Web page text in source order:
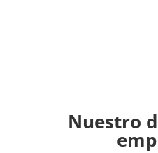
Nuestro